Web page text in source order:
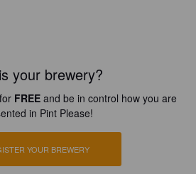
your brewery?
FREE and be in control how you are
in Pint Please!
YOUR BREWERY